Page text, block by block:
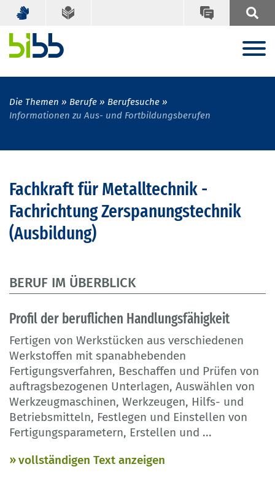
Die Themen Berufe
Berufesuche
Informationen zu Aus- und Fortbildungsberufen
Fachkraft für Metalltechnik -
Fachrichtung Zerspanungstechnik
(Ausbildung)
BERUF IM ÜBERBLICK
Profil der beruflichen Handlungsfähigkeit
Fertigen von Werkstücken aus verschiedenen
Werkstoffen mit spanabhebenden
Fertigungsverfahren, Beschaffen und Prüfen von
auftragsbezogenen Unterlagen, Auswählen von
Werkzeugmaschinen, Werkzeugen, Hilfs- und
Betriebsmitteln, Festlegen und Einstellen von
Fertigungsparametern, Erstellen und ...
vollständigen Text anzeigen